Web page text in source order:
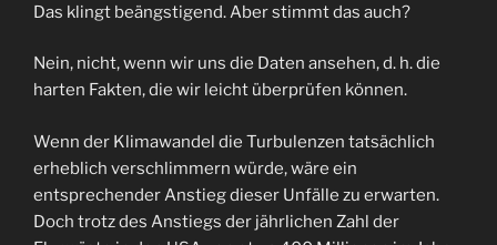
Das klingt beängstigend. Aber stimmt das auch?
Nein, nicht, wenn wir uns die Daten ansehen, d. h. die
harten Fakten, die wir leicht überprüfen können.
Wenn der Klimawandel die Turbulenzen tatsächlich
erheblich verschlimmern würde, wäre ein
entsprechender Anstieg dieser Unfälle zu erwarten.
Doch trotz des Anstiegs der jährlichen Zahl der